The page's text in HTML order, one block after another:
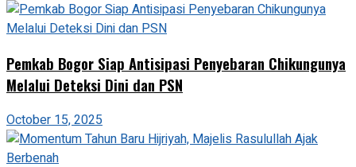
Pemkab Bogor Siap Antisipasi Penyebaran Chikungunya
Melalui Deteksi Dini dan PSN
October 15, 2025